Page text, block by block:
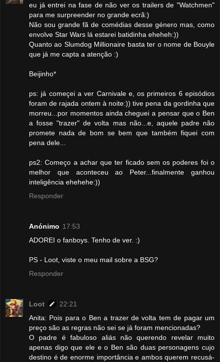
eu já entrei na fase de não ver os trailers de "Watchmen"
para me surpreender no grande ecrã:)
Não sou grande fã de comédias desse género mas, como
envolve Star Wars lá estarei batidinha eheheh:))
Quanto ao Slumdog Millionaire basta ter o nome de Bouyle
que já me capta a atenção :)
Beijinho*
ps: já começei a ver Carnivale e, os primeiros 6 episódios
foram de rajada ontem à noite:)) tive pena da gordinha que
morreu...por momentos ainda cheguei a pensar que o Ben
a fosse "trazer" de volta mas não...e, aquele padre não
promete nada de bom se bem que também fiquei com
pena dele...
ps2: Começo a achar que ter ficado sem os poderes foi o
melhor que aconteceu ao Peter...finalmente ganhou
inteligência ehehehe:))
Responder
Anónimo 17:53
ADOREI o fanboys. Tenho de ver. :)
PS - Loot, viste o meu mail sobre a BSG?
Responder
Loot
22:21
Anita: Pois para o Ben a trazer de volta tem de pagar um
preço são as regras não sei se já foram mencionadas?
O padre é fabuloso aliás não querendo revelar muito
apenas digo que ele e o Ben são duas personagens cujo
destino é de enorme importância e ambos querem recusá-